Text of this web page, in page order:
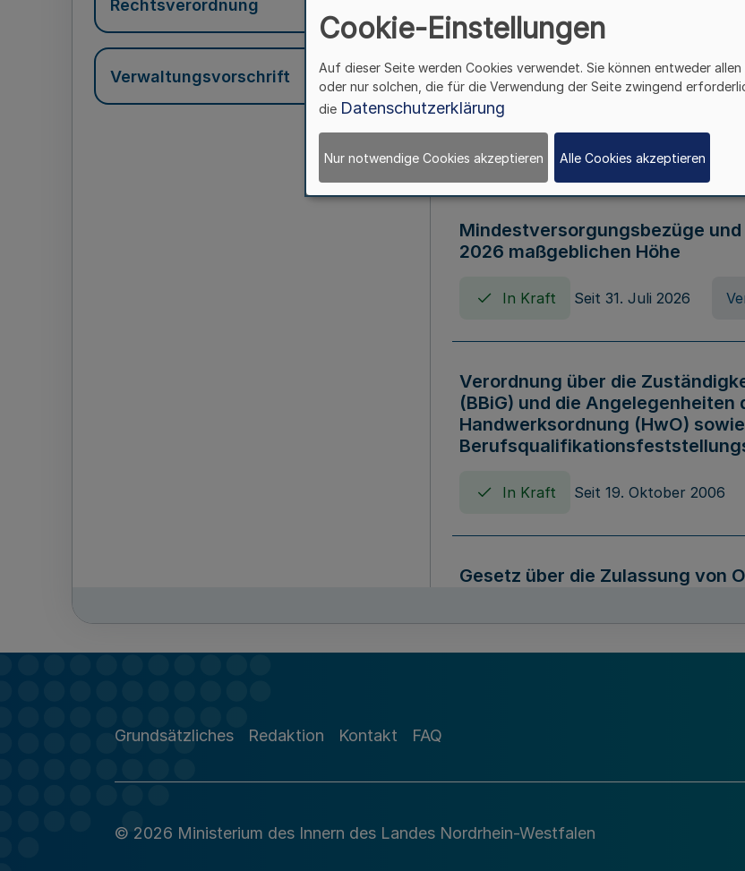
Rechtsverordnung
Verwaltungsvorschrift
Verordnung über die Arbeitszeit
Nordrhein-Westfalen
Mindestversorgungsbezüge
2026 maßgeblichen Höhe
In Kraft Seit 31. Juli 2026
Verordnung über die
(BBiG) und die
Handwerksordnung (HwO)
In Kraft Seit 19. Oktober 2006
Gesetz über die Zulassung von
Gesetz über die Anbietung und
die Sicherung und Nutzung
Grundsätzliches Redaktion Kontakt FAQ
© 2026 Ministerium des Innern des Landes Nordrhein-Westfalen
Cookie-Einstellungen
Auf dieser Seite werden Cookies verwendet. Sie können entweder allen
oder nur solchen, die für die Verwendung der Seite zwingend
die Datenschutzerklärung
Nur notwendige Cookies akzeptieren Alle Cookies akzeptieren